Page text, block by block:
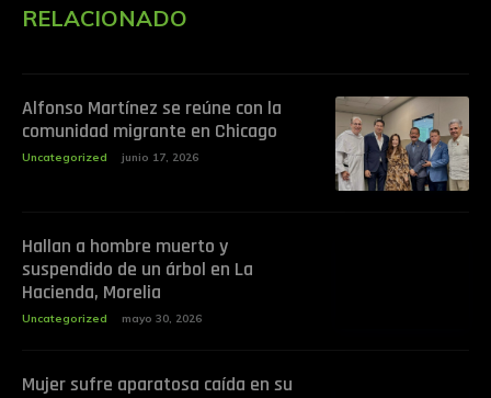
RELACIONADO
Alfonso Martínez se reúne con la
comunidad migrante en Chicago
Uncategorized junio 17, 2026
Hallan a hombre muerto y
suspendido de un árbol en La
Hacienda, Morelia
Uncategorized mayo 30, 2026
Mujer sufre aparatosa caída en su